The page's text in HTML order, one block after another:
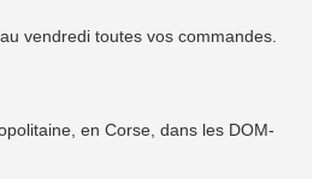
vendredi toutes vos commandes.
en Corse, dans les DOM-